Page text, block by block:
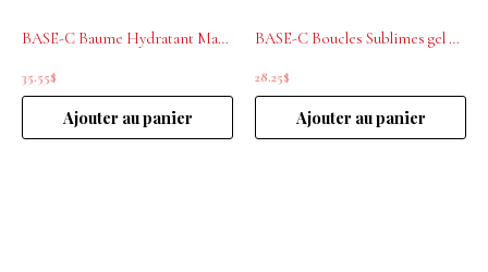
BASE-C Baume Hydratant Masque réparateur 200ml
35.55$
Ajouter au panier
BASE-C Boucles Sublimes gel définition boucles 200ml
28.25$
Ajouter au panier